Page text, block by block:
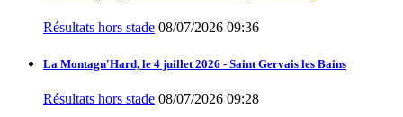
Résultats hors stade 08/07/2026 09:36
La Montagn'Hard, le 4 juillet 2026 - Saint Gervais les Bains
Résultats hors stade 08/07/2026 09:28